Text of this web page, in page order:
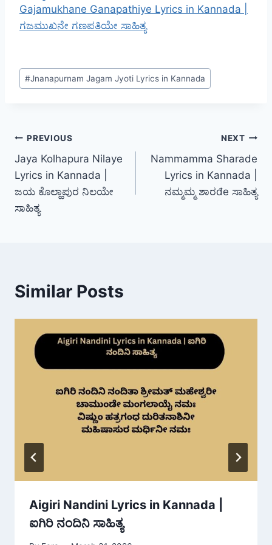
Gajamukhane Ganapathiye Lyrics in Kannada |
ಗಜಮುಖನೇ ಗಣಪತಿಯೇ ಸಾಹಿತ್ಯ
Post
Tags:
#Jnanapurnam Jagam Jyoti Lyrics in Kannada
Post
navigation
PREVIOUS
Jaya Kolhapura Nilaye
Lyrics in Kannada |
ಜಯ ಕೊಲ್ಹಾಪುರ ನಿಲಯೇ
ಸಾಹಿತ್ಯ
NEXT
Nammamma Sharade
Lyrics in Kannada |
ನಮ್ಮಮ್ಮ ಶಾರđe ಸಾಹಿತ್ಯ
Similar Posts
Aigiri Nandini Lyrics in Kannada |
ಐಗಿರಿ ನಂದಿನಿ ಸಾಹಿತ್ಯ